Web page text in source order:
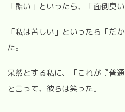
「酷い」といったら、「面倒臭
「私は苦しい」といったら「だ
た。
呆然とする私に、「これが『普
と言って、彼らは笑った。